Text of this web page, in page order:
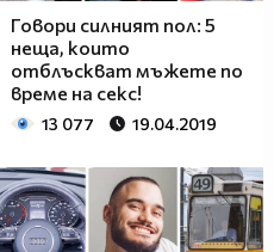
Говори силният пол: 5
неща, които
отблъскват мъжете по
време на секс!
13 077 19.04.2019